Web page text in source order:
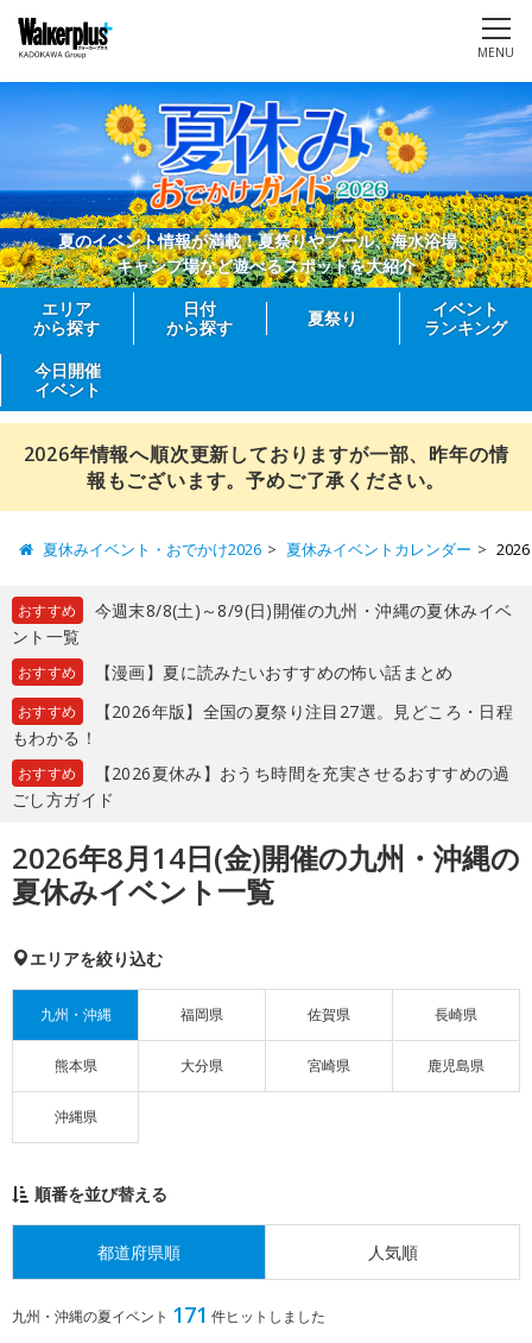
MENU
夏のイベント情報が満載！夏祭りやプール、海水浴場、
キャンプ場など遊べるスポットを大紹介
エリア
から探す
日付
から探す
夏祭り
イベント
ランキング
今日開催
イベント
2026年情報へ順次更新しておりますが一部、昨年の情
報もございます。予めご了承ください。
夏休みイベント・おでかけ2026 夏休みイベントカレンダー
おすすめ
今週末8/8(土)～8/9(日)開催の九州・沖縄の夏休みイベ
ント一覧
おすすめ 【漫画】夏に読みたいおすすめの怖い話まとめ
おすすめ
【2026年版】全国の夏祭り注目27選。見どころ・日程
もわかる！
おすすめ
【2026夏休み】おうち時間を充実させるおすすめの過
ごし方ガイド
2026年8月14日(金)開催の九州・沖縄の
夏休みイベント一覧
エリアを絞り込む
九州・沖縄 福岡県 佐賀県 長崎県
熊本県 大分県 宮崎県 鹿児島県
沖縄県
順番を並び替える
都道府県順 人気順
九州・沖縄の夏イベント 171 件ヒットしました